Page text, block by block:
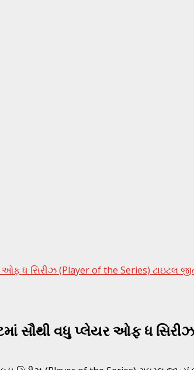
ધ સિરીઝ (Player of the Series) ટાઇટલ
સૌથી વધુ પ્લેયર ઓફ ધ